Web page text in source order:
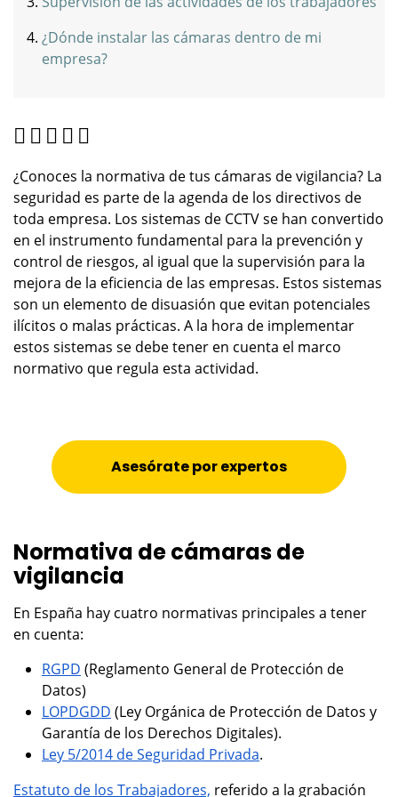
¿Dónde instalar las cámaras dentro de mi
empresa?
¿Conoces la normativa de tus cámaras de vigilancia? La
seguridad es parte de la agenda de los directivos de
toda empresa. Los sistemas de CCTV se han convertido
en el instrumento fundamental para la prevención y
control de riesgos, al igual que la supervisión para la
mejora de la eficiencia de las empresas. Estos sistemas
son un elemento de disuasión que evitan potenciales
ilícitos o malas prácticas. A la hora de implementar
estos sistemas se debe tener en cuenta el marco
normativo que regula esta actividad.
Asesórate por expertos
Normativa de cámaras de
vigilancia
En España hay cuatro normativas principales a tener
en cuenta:
RGPD (Reglamento General de Protección de
Datos)
LOPDGDD (Ley Orgánica de Protección de Datos y
Garantía de los Derechos Digitales).
Ley 5/2014 de Seguridad Privada.
Estatuto de los Trabajadores, referido a la grabación